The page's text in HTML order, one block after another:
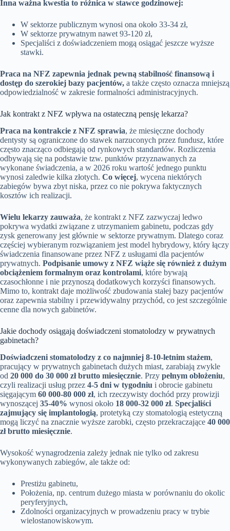
Inna ważna kwestia to różnica w stawce godzinowej:
W sektorze publicznym wynosi ona około 33-34 zł,
W sektorze prywatnym nawet 93-120 zł,
Specjaliści z doświadczeniem mogą osiągać jeszcze wyższe
stawki.
Praca na NFZ zapewnia jednak pewną stabilność finansową i
dostęp do szerokiej bazy pacjentów, a także często oznacza mniejszą
odpowiedzialność w zakresie formalności administracyjnych.
Jak kontrakt z NFZ wpływa na ostateczną pensję lekarza?
Praca na kontrakcie z NFZ sprawia, że miesięczne dochody
dentysty są ograniczone do stawek narzuconych przez fundusz, które
często znacząco odbiegają od rynkowych standardów. Rozliczenia
odbywają się na podstawie tzw. punktów przyznawanych za
wykonane świadczenia, a w 2026 roku wartość jednego punktu
wynosi zaledwie kilka złotych. Co więcej, wycena niektórych
zabiegów bywa zbyt niska, przez co nie pokrywa faktycznych
kosztów ich realizacji.
Wielu lekarzy zauważa, że kontrakt z NFZ zazwyczaj ledwo
pokrywa wydatki związane z utrzymaniem gabinetu, podczas gdy
zysk generowany jest głównie w sektorze prywatnym. Dlatego coraz
częściej wybieranym rozwiązaniem jest model hybrydowy, który łączy
świadczenia finansowane przez NFZ z usługami dla pacjentów
prywatnych. Podpisanie umowy z NFZ wiąże się również z dużym
obciążeniem formalnym oraz kontrolami, które bywają
czasochłonne i nie przynoszą dodatkowych korzyści finansowych.
Mimo to, kontrakt daje możliwość zbudowania stałej bazy pacjentów
oraz zapewnia stabilny i przewidywalny przychód, co jest szczególnie
cenne dla nowych gabinetów.
Jakie dochody osiągają doświadczeni stomatolodzy w prywatnych
gabinetach?
Doświadczeni stomatolodzy z co najmniej 8-10-letnim stażem,
pracujący w prywatnych gabinetach dużych miast, zarabiają zwykle
od 20 000 do 30 000 zł brutto miesięcznie. Przy pełnym obłożeniu,
czyli realizacji usług przez 4-5 dni w tygodniu i obrocie gabinetu
sięgającym 60 000-80 000 zł, ich rzeczywisty dochód przy prowizji
wynoszącej 35-40% wynosi około 18 000-32 000 zł. Specjaliści
zajmujący się implantologią, protetyką czy stomatologią estetyczną
mogą liczyć na znacznie wyższe zarobki, często przekraczające 40 000
zł brutto miesięcznie.
Wysokość wynagrodzenia zależy jednak nie tylko od zakresu
wykonywanych zabiegów, ale także od:
Prestiżu gabinetu,
Położenia, np. centrum dużego miasta w porównaniu do okolic
peryferyjnych,
Zdolności organizacyjnych w prowadzeniu pracy w trybie
wielostanowiskowym.